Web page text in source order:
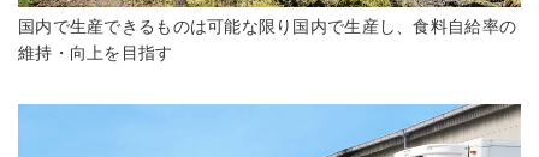
国内で生産できるものは可能な限り国内で生産し、食料自給率の
維持・向上を目指す